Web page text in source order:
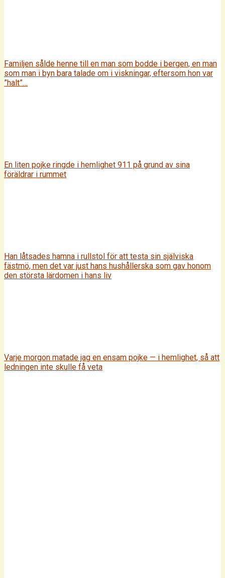
Familjen sålde henne till en man som bodde i bergen, en man
som man i byn bara talade om i viskningar, eftersom hon var
”halt”…
En liten pojke ringde i hemlighet 911 på grund av sina
föräldrar i rummet
Han låtsades hamna i rullstol för att testa sin själviska
fästmö, men det var just hans hushållerska som gav honom
den största lärdomen i hans liv
Varje morgon matade jag en ensam pojke — i hemlighet, så att
ledningen inte skulle få veta